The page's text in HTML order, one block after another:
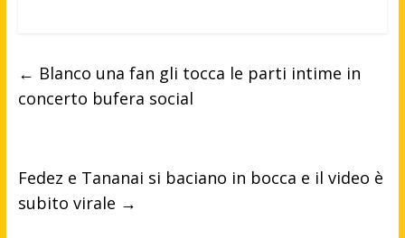
← Blanco una fan gli tocca le parti intime in
concerto bufera social
Fedez e Tananai si baciano in bocca e il video è
subito virale →